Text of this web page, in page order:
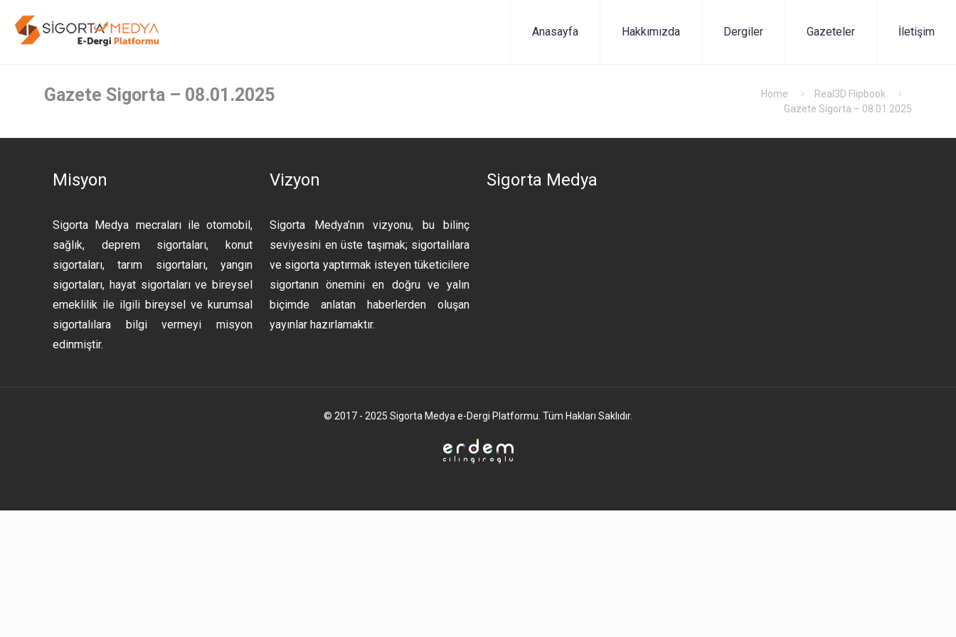
Anasayfa Hakkımızda Dergiler Gazeteler İletişim
Gazete Sigorta – 08.01.2025 Home
Real3D Flipbook
Gazete Sigorta – 08.01.2025
Misyon
Sigorta Medya mecraları ile otomobil,
sağlık, deprem sigortaları, konut
sigortaları, tarım sigortaları, yangın
sigortaları, hayat sigortaları ve bireysel
emeklilik ile ilgili bireysel ve kurumsal
sigortalılara bilgi vermeyi misyon
edinmiştir.
Vizyon
Sigorta Medya’nın vizyonu, bu bilinç
seviyesini en üste taşımak; sigortalılara
ve sigorta yaptırmak isteyen tüketicilere
sigortanın önemini en doğru ve yalın
biçimde anlatan haberlerden oluşan
yayınlar hazırlamaktır.
Sigorta Medya
© 2017 - 2025 Sigorta Medya e-Dergi Platformu. Tüm Hakları Saklıdır.